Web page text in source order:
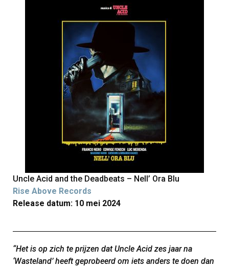
Uncle Acid and the Deadbeats – Nell’ Ora Blu
Rise Above Records
Release datum: 10 mei 2024
“Het is op zich te prijzen dat Uncle Acid zes jaar na
‘Wasteland’ heeft geprobeerd om iets anders te doen dan